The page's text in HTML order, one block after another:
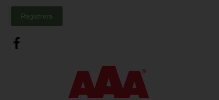
Registrera